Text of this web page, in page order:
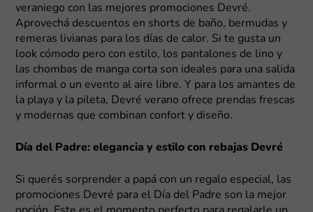
veraniego con las mejores promociones Devré.
Aprovechá descuentos en shorts de baño, bermudas y
remeras livianas para los días de calor. Si te gusta un
look cómodo pero con estilo, los pantalones de lino y
las chombas de manga corta son ideales para una salida
informal o un evento al aire libre. Y para los amantes de
la playa y la pileta, Devré verano ofrece prendas frescas
y modernas que combinan confort y diseño.
Día del Padre: elegancia y estilo con rebajas Devré
Si querés sorprender a papá con un regalo especial, las
promociones Devré para el Día del Padre son la mejor